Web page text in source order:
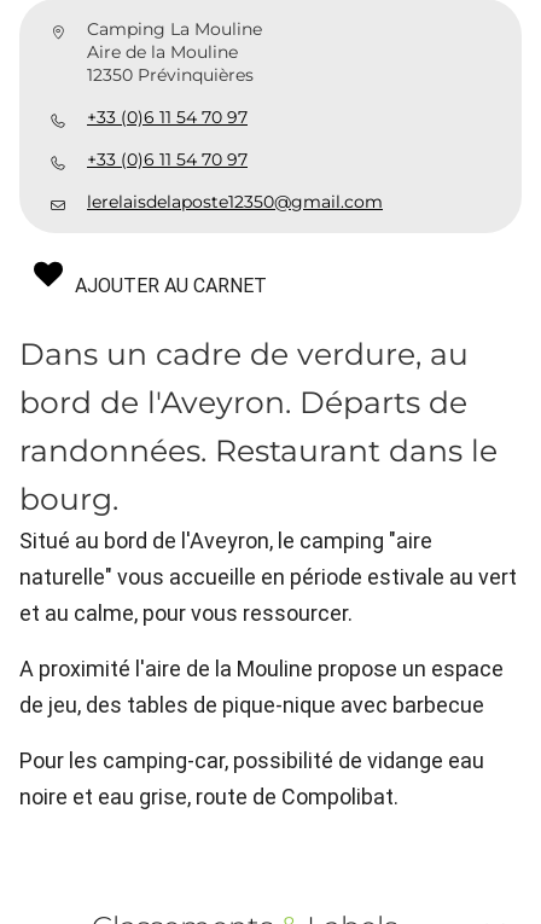
Camping La Mouline
Aire de la Mouline
12350 Prévinquières
+33 (0)6 11 54 70 97
+33 (0)6 11 54 70 97
lerelaisdelaposte12350@gmail.com
AJOUTER AU CARNET
Dans un cadre de verdure, au
bord de l'Aveyron. Départs de
randonnées. Restaurant dans le
bourg.
Situé au bord de l'Aveyron, le camping "aire
naturelle" vous accueille en période estivale au vert
et au calme, pour vous ressourcer.
A proximité l'aire de la Mouline propose un espace
de jeu, des tables de pique-nique avec barbecue
Pour les camping-car, possibilité de vidange eau
noire et eau grise, route de Compolibat.